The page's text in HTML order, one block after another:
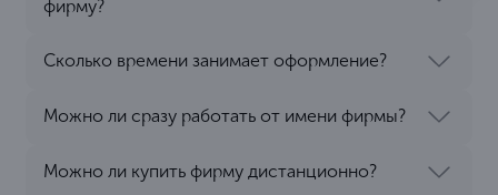
фирму?
Сколько времени занимает оформление?
Можно ли сразу работать от имени фирмы?
Можно ли купить фирму дистанционно?